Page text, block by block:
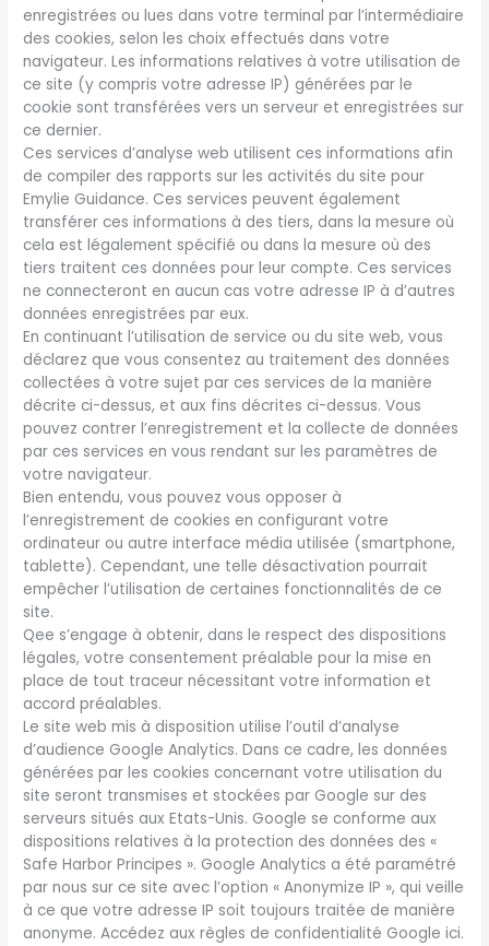
enregistrées ou lues dans votre terminal par l’intermédiaire
des cookies, selon les choix effectués dans votre
navigateur. Les informations relatives à votre utilisation de
ce site (y compris votre adresse IP) générées par le
cookie sont transférées vers un serveur et enregistrées sur
ce dernier.
Ces services d’analyse web utilisent ces informations afin
de compiler des rapports sur les activités du site pour
Emylie Guidance. Ces services peuvent également
transférer ces informations à des tiers, dans la mesure où
cela est légalement spécifié ou dans la mesure où des
tiers traitent ces données pour leur compte. Ces services
ne connecteront en aucun cas votre adresse IP à d’autres
données enregistrées par eux.
En continuant l’utilisation de service ou du site web, vous
déclarez que vous consentez au traitement des données
collectées à votre sujet par ces services de la manière
décrite ci-dessus, et aux fins décrites ci-dessus. Vous
pouvez contrer l’enregistrement et la collecte de données
par ces services en vous rendant sur les paramètres de
votre navigateur.
Bien entendu, vous pouvez vous opposer à
l’enregistrement de cookies en configurant votre
ordinateur ou autre interface média utilisée (smartphone,
tablette). Cependant, une telle désactivation pourrait
empêcher l’utilisation de certaines fonctionnalités de ce
site.
Qee s’engage à obtenir, dans le respect des dispositions
légales, votre consentement préalable pour la mise en
place de tout traceur nécessitant votre information et
accord préalables.
Le site web mis à disposition utilise l’outil d’analyse
d’audience Google Analytics. Dans ce cadre, les données
générées par les cookies concernant votre utilisation du
site seront transmises et stockées par Google sur des
serveurs situés aux Etats-Unis. Google se conforme aux
dispositions relatives à la protection des données des «
Safe Harbor Principes ». Google Analytics a été paramétré
par nous sur ce site avec l’option « Anonymize IP », qui veille
à ce que votre adresse IP soit toujours traitée de manière
anonyme. Accédez aux règles de confidentialité Google ici.